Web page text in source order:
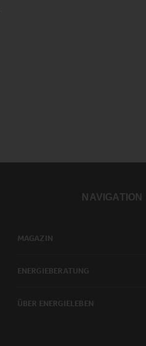
NAVIGATION
MAGAZIN
ENERGIEBERATUNG
ÜBER ENERGIELEBEN